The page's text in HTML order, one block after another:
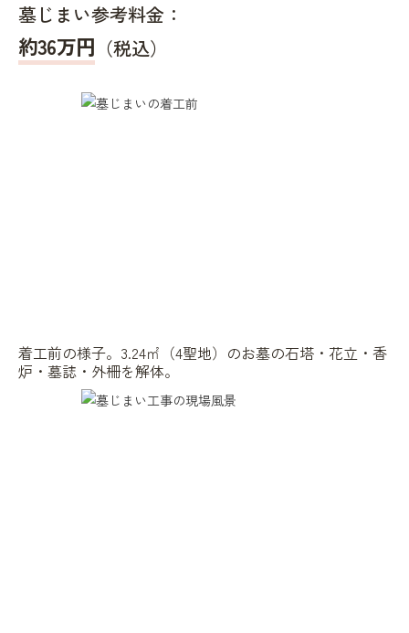
墓じまい参考料金：
約36万円 （税込）
着工前の様子。3.24㎡（4聖地）のお墓の石塔・花立・香
炉・墓誌・外柵を解体。